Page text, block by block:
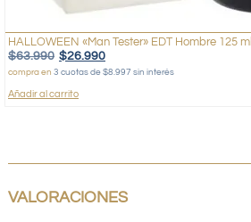
HALLOWEEN «Man Tester» EDT Hombre 125 ml
$63.990 $26.990
compra en 3 cuotas de $8.997 sin interés
Añadir al carrito
VALORACIONES